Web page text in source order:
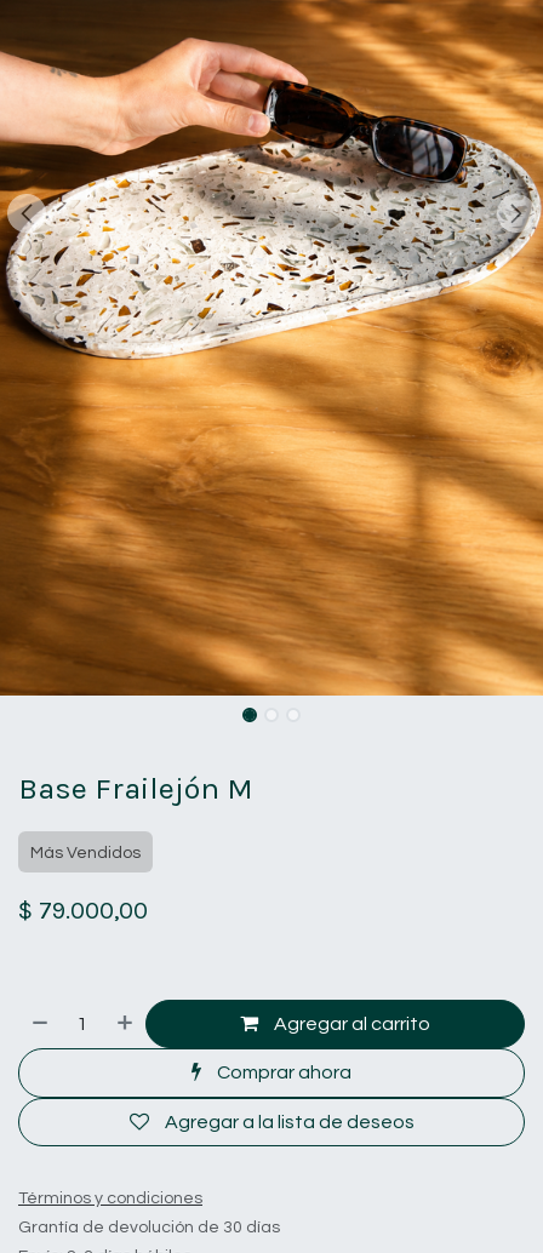
Base Frailejón M
Más Vendidos
$ 79.000,00
Agregar al carrito
Comprar ahora
Agregar a la lista de deseos
Términos y condiciones
Grantía de devolución de 30 días